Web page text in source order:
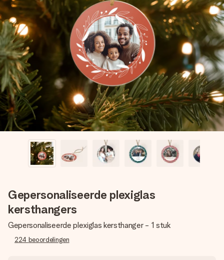
Gratis wenskaartje
Je maakt in een paar stappen iets unieks – met haar naam,
jullie foto of een boodschap die raakt. Zonder gedoe, maar
met alle aandacht voor het moment.
Gepersonaliseerde plexiglas
kersthangers
Gepersonaliseerde plexiglas kersthanger - 1 stuk
224 beoordelingen